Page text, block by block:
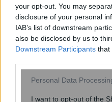
your opt-out. You may
disclosure of your personal
IAB’s list of downstream
also be disclosed by us to
Downstream Participants that
Please note that this
not limited to your visit or
Personal Data
I want to opt-out of the
Ένωση
Ελλάδας: Δικαίωση
καταναλωτές η